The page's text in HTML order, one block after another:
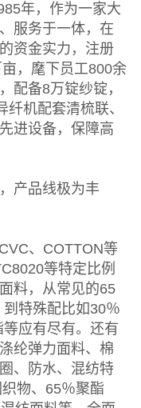
年，作为一家大
服务于一体，在
资金实力，注册
，麾下员工800余
配备8万锭纱锭，
机配套清梳联、
进设备，保障高
产品线极为丰
、COTTON等
等特定比例
料，从常见的65
特殊配比如30％
应有尽有。还有
纶弹力面料、棉
、防水、混纺特
物、65％聚酯